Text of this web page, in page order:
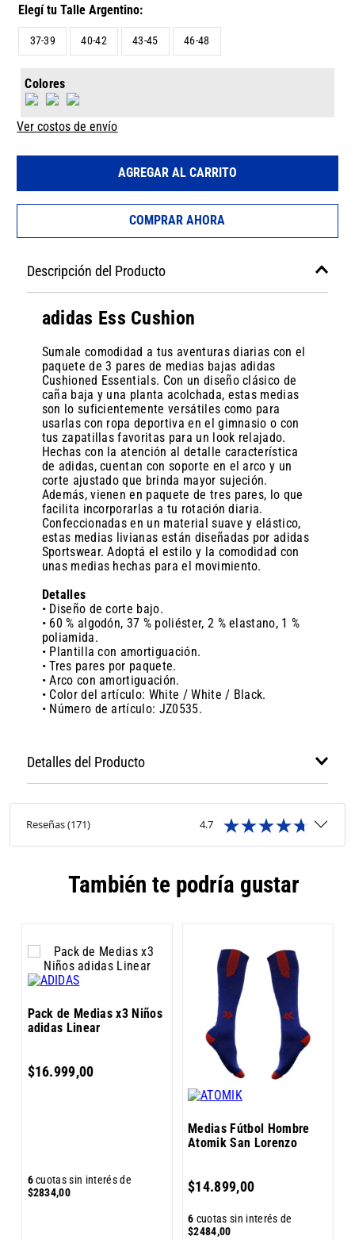
37-39 40-42 43-45 46-48
Colores
Ver costos de envío
AGREGAR AL CARRITO
COMPRAR AHORA
Descripción del Producto
adidas Ess Cushion
Sumale comodidad a tus aventuras diarias con el
paquete de 3 pares de medias bajas adidas
Cushioned Essentials. Con un diseño clásico de
caña baja y una planta acolchada, estas medias
son lo suficientemente versátiles como para
usarlas con ropa deportiva en el gimnasio o con
tus zapatillas favoritas para un look relajado.
Hechas con la atención al detalle característica
de adidas, cuentan con soporte en el arco y un
corte ajustado que brinda mayor sujeción.
Además, vienen en paquete de tres pares, lo que
facilita incorporarlas a tu rotación diaria.
Confeccionadas en un material suave y elástico,
estas medias livianas están diseñadas por adidas
Sportswear. Adoptá el estilo y la comodidad con
unas medias hechas para el movimiento.
Detalles
• Diseño de corte bajo.
• 60 % algodón, 37 % poliéster, 2 % elastano, 1 %
poliamida.
• Plantilla con amortiguación.
• Tres pares por paquete.
• Arco con amortiguación.
• Color del artículo: White / White / Black.
• Número de artículo: JZ0535.
Detalles del Producto
Reseñas(171) 4.7
También te podría gustar
Pack de Medias x3 Niños
adidas Linear
$16.999,00
6cuotas sin interés de
$2834,00
Medias Fútbol Hombre
Atomik San Lorenzo
$14.899,00
6 cuotas sin interés de
$2484,00